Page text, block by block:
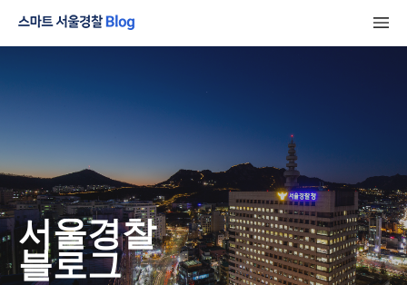
서울경찰
블로그